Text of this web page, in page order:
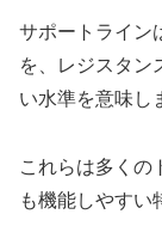
サポートライン
を、レジスタン
い水準を意味し
これらは多くの
も機能しやすい